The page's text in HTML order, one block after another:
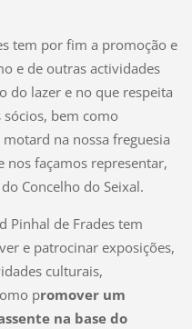
tem por fim a promoção e
e de outras actividades
do lazer e no que respeita
sócios, bem como
na nossa freguesia
façamos representar,
Concelho do Seixal.
Pinhal de Frades tem
e patrocinar exposições,
culturais,
promover um
na base do